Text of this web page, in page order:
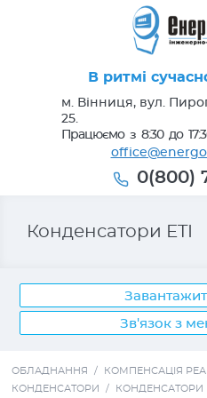
В ритмі
м. Вінниця, вул.
25.
Працюємо з 8:30 до
0(800)
Конденсатори ETI
Зв'язок з
Лічильники електроенергії
Кабель, провід
ОБЛАДНАННЯ / КОМПЕНСАЦІЯ
КОНДЕНСАТОРИ
/ КОНДЕНСАТОРИ